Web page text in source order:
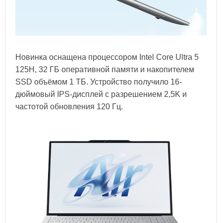
Новинка оснащена процессором Intel Core Ultra 5
125H, 32 ГБ оперативной памяти и накопителем
SSD объёмом 1 ТБ. Устройство получило 16-
дюймовый IPS-дисплей с разрешением 2,5K и
частотой обновления 120 Гц.